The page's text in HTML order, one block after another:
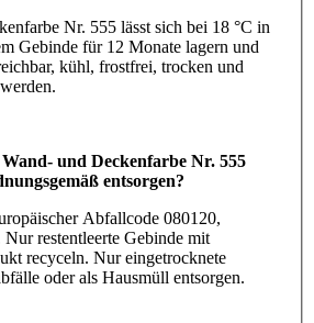
Nr. 555 lässt sich bei 18 °C in
Gebinde für 12 Monate lagern und
kühl, frostfrei, trocken und
und Deckenfarbe Nr. 555
entsorgen?
Abfallcode 080120,
restentleerte Gebinde mit
recyceln. Nur eingetrocknete
oder als Hausmüll entsorgen.